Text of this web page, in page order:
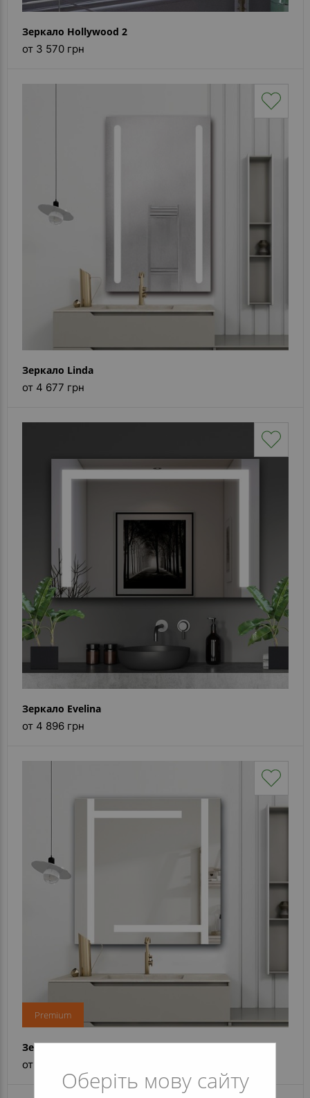
Оберіть мову сайту
Зеркало Hollywood 2
от 3 570 грн
Зеркало Linda
от 4 677 грн
Зеркало Evelina
от 4 896 грн
Premium
Зеркало Viola
от 10 140 грн